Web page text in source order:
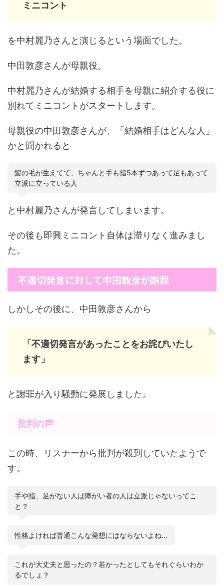
ミニコント
を中村麗乃さんと演じるという場面でした。
中田敦彦さんが母親役。
中村麗乃さんが結婚する相手を母親に紹介する役に
別れてミニコントがスタートします。
母親役の中田敦彦さんが、「結婚相手はどんな人」
かと聞かれると
髪の毛が生えてて、ちゃんと手も指5本ずつあって足もあって
立派に立っている人
と中村麗乃さんが発言してしまいます。
その後も即興ミニコント自体は滞りなく進みまし
た。
不適切発言に対して中田敦彦が謝罪
しかしその後に、中田敦彦さんから
「不適切発言があったことをお詫びいたし
ます」
と謝罪が入り騒動に発展しました。
批判の声
この時、リスナーから批判が殺到していたようで
す。
手や指、足がない人は障がい者の人は立派じゃないってこ
と？
性格よければ普通こんな発想にはならないよね…
これが大丈夫と思ったの？若かったとしてもそれぐらいわか
るでしょ？